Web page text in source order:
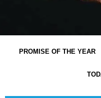
PROMISE OF THE YEAR